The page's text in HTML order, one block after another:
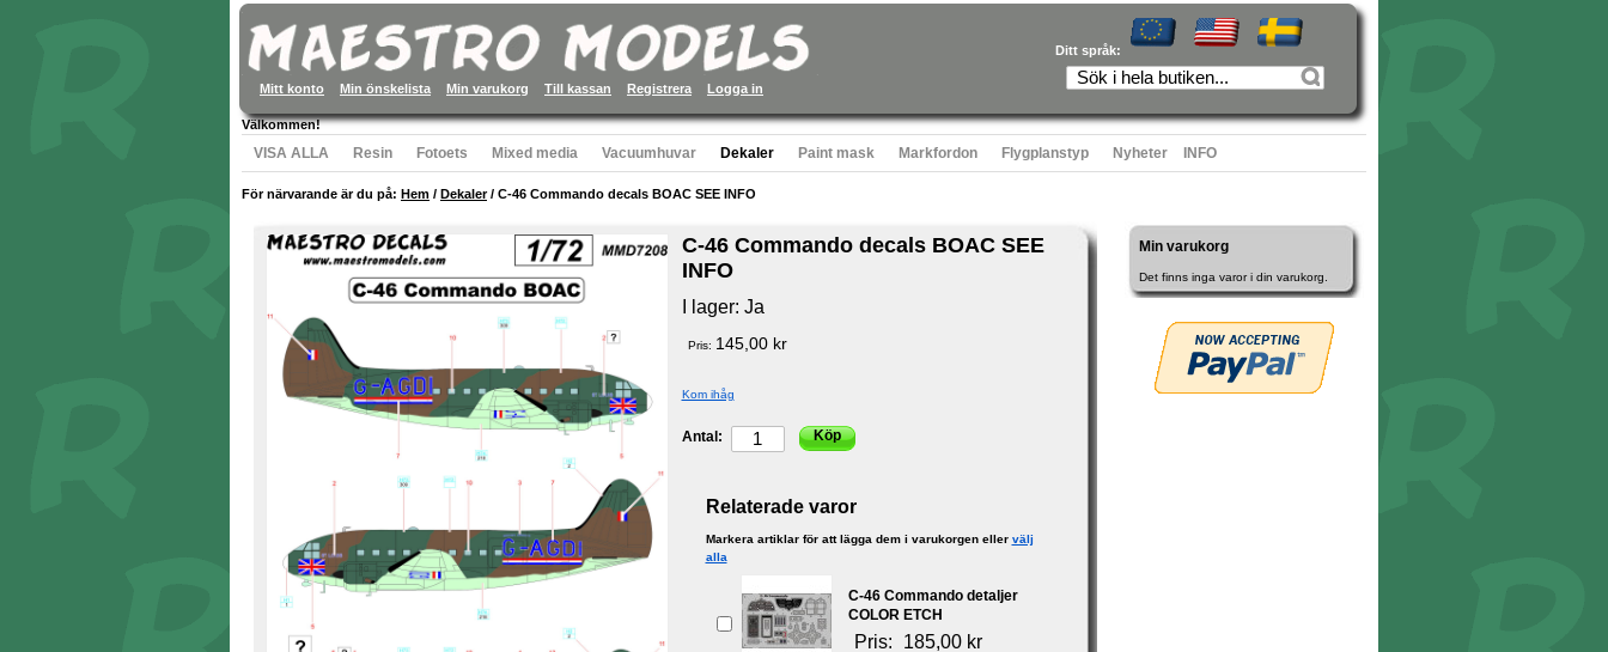
Ditt språk:
Mitt konto Min önskelista Min varukorg Till kassan Registrera Logga in
Välkommen!
VISA ALLA Resin Fotoets Mixed media Vacuumhuvar Dekaler Paint mask Markfordon Flygplanstyp Nyheter INFO
För närvarande är du på: Hem / Dekaler/ C-46 Commando decals BOAC SEE INFO
C-46 Commando decals BOAC SEE
INFO
I lager: Ja
Pris: 145,00 kr
Kom ihåg
Antal: Köp
Relaterade varor
Markera artiklar för att lägga dem i varukorgen eller välj
alla
C-46 Commando detaljer
COLOR ETCH
Pris: 185,00 kr
Min varukorg
Det finns inga varor i din varukorg.